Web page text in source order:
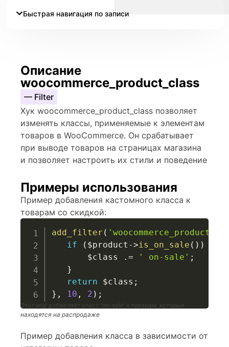
Быстрая навигация по записи
Описание
woocommerce_product_class
— Filter
Хук woocommerce_product_class позволяет
изменять классы, применяемые к элементам
товаров в WooCommerce. Он срабатывает
при выводе товаров на страницах магазина
и позволяет настроить их стили и поведение
Примеры использования
Пример добавления кастомного класса к
товарам со скидкой:
add_filter (
if
( $product ->is_on_sale ( ) )
$class
.= ' on-sale' ;
}
return
$class ;
} , 10 , 2 ) ;
Этот код добавляет класс ‘on-sale’ к товарам, которые
находятся на распродаже
Пример добавления класса в зависимости от